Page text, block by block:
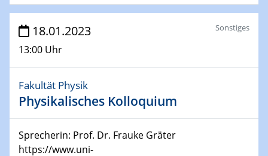
CENIDE Start-Up Day
27.04.2023
Small Angle Scattering as a Tool for
Nanostructure Determination
02.05.2023 - 04.05.2023
CENIDE Conference
18.01.2023
13:00 Uhr
Sonstiges
Fakultät Physik
Physikalisches Kolloquium
Sprecherin: Prof. Dr. Frauke Gräter
https://www.uni-